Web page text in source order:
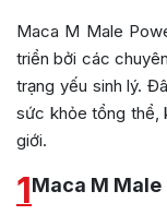
Maca M Male
triển bởi các
trạng yếu sinh lý.
sức khỏe tổng thể,
giới.
1Maca M Male